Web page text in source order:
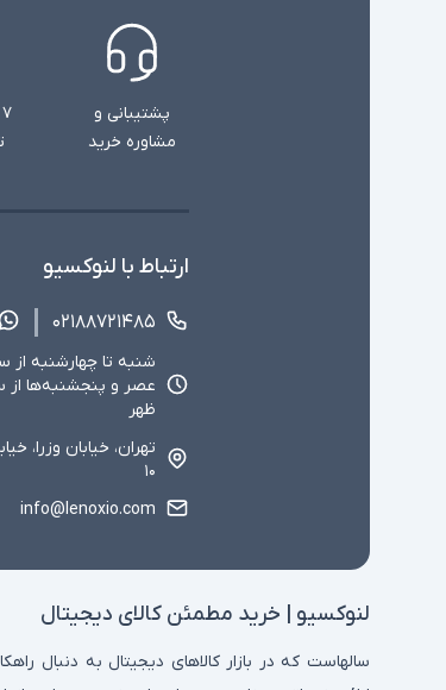
پشتیبانی و
مشاوره خرید
ارتباط با لنوکسیو
۰۲۱۸۸۷۲۱۴۸۵
ظهر
تهران، خیابان وزرا،
۱۰
info@lenoxio.com
لنوکسیو | خرید مطمئن کالای دیجیتال
سالهاست که در بازار کالاهای دیجیتال به دنبال